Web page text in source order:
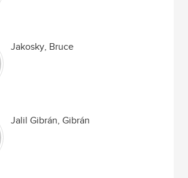
Jakosky, Bruce
Jalil Gibrán, Gibrán